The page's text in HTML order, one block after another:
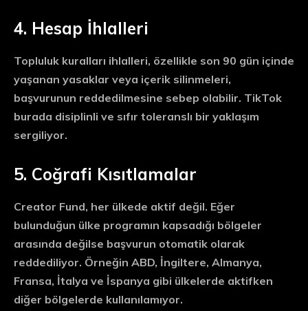
4. Hesap İhlalleri
Topluluk kuralları ihlalleri, özellikle son 90 gün içinde
yaşanan yasaklar veya içerik silinmeleri,
başvurunun reddedilmesine sebep olabilir. TikTok
burada disiplinli ve sıfır toleranslı bir yaklaşım
sergiliyor.
5. Coğrafi Kısıtlamalar
Creator Fund, her ülkede aktif değil. Eğer
bulunduğun ülke programın kapsadığı bölgeler
arasında değilse başvurun otomatik olarak
reddediliyor. Örneğin ABD, İngiltere, Almanya,
Fransa, İtalya ve İspanya gibi ülkelerde aktifken
diğer bölgelerde kullanılamıyor.